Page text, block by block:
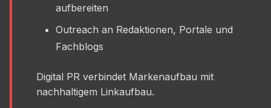
aufbereiten
Outreach an Redaktionen, Portale und
Fachblogs
Digital PR verbindet Markenaufbau mit
nachhaltigem Linkaufbau.